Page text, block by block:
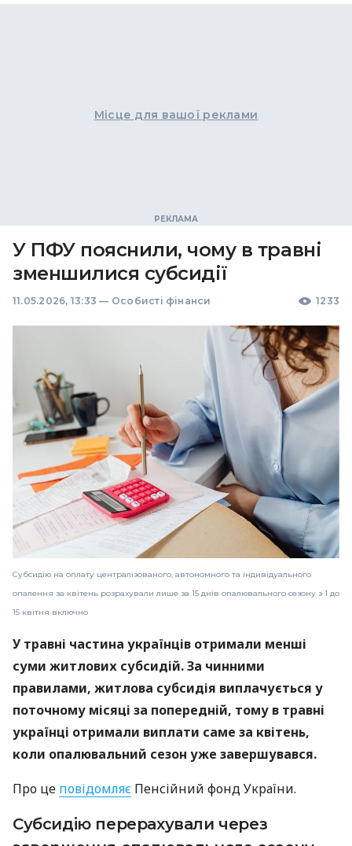
Місце для вашої реклами
У ПФУ пояснили, чому в травні
зменшилися субсидії
11.05.2026, 13:33 — Особисті фінанси 1233
Субсидію на оплату централізованого, автономного та індивідуального
опалення за квітень розрахували лише за 15 днів опалювального сезону з 1 до
15 квітня включно
У травні частина українців отримали менші
суми житлових субсидій. За чинними
правилами, житлова субсидія виплачується у
поточному місяці за попередній, тому в травні
українці отримали виплати саме за квітень,
коли опалювальний сезон уже завершувався.
Про це повідомляє Пенсійний фонд України.
Субсидію перерахували через